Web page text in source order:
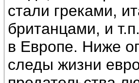
стали греками,
британцами, и
в Европе. Ниже
следы жизни